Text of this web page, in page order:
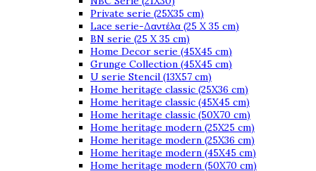
Private serie (25X35 cm)
Lace serie-Δαντέλα (25 X 35 cm)
BN serie (25 X 35 cm)
Home Decor serie (45X45 cm)
Grunge Collection (45X45 cm)
U serie Stencil (13X57 cm)
Home heritage classic (25X36 cm)
Home heritage classic (45X45 cm)
Home heritage classic (50X70 cm)
Home heritage modern (25X25 cm)
Home heritage modern (25X36 cm)
Home heritage modern (45X45 cm)
Home heritage modern (50X70 cm)